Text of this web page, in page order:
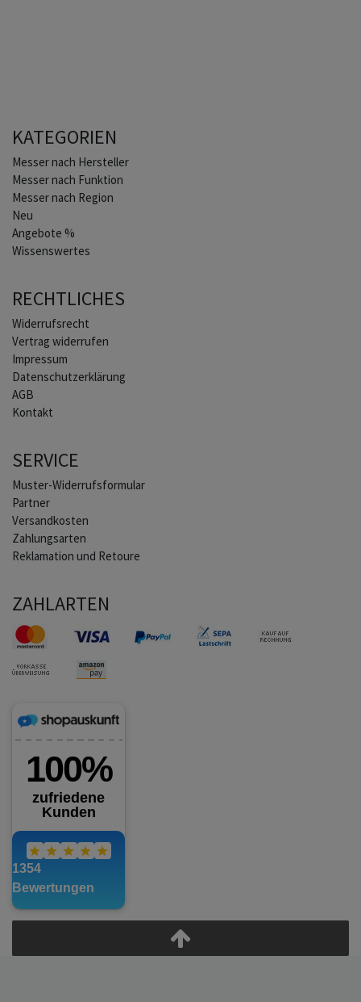
KATEGORIEN
Home
Messer nach Hersteller
Messer nach Funktion
Messer nach Region
Neu
Angebote %
Wissenswertes
RECHTLICHES
Widerrufs­recht
Vertrag widerrufen
Impressum
Daten­schutz­erklärung
AGB
Kontakt
SERVICE
Muster-Widerrufsformular
Partner
Versandkosten
Zahlungsarten
Reklamation und Retoure
ZAHLARTEN